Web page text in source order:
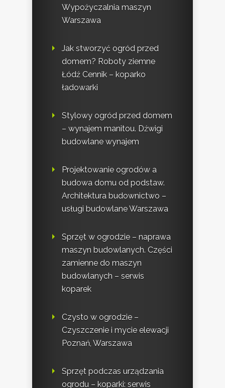
Wypożyczalnia maszyn
Warszawa
Jak stworzyć ogród przed
domem? Roboty ziemne
Łódź Cennik – koparko
ładowarki
Stylowy ogród przed domem
– wynajem manitou. Dźwigi
budowlane wynajem
Projektowanie ogrodów a
budowa domu od podstaw.
Architektura budownictwo –
usługi budowlane Warszawa
Sprzęt w ogrodzie – naprawa
maszyn budowlanych. Części
zamienne do maszyn
budowlanych – serwis
koparek
Czysto w ogrodzie –
Czyszczenie i mycie elewacji
Poznań, Warszawa
Sprzęt podczas urządzania
ogrodu – koparki: serwis